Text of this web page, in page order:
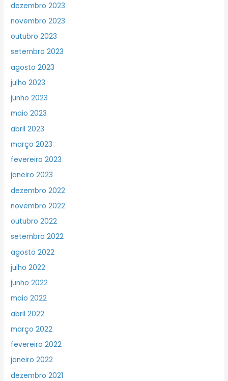
dezembro 2023
novembro 2023
outubro 2023
setembro 2023
agosto 2023
julho 2023
junho 2023
maio 2023
abril 2023
março 2023
fevereiro 2023
janeiro 2023
dezembro 2022
novembro 2022
outubro 2022
setembro 2022
agosto 2022
julho 2022
junho 2022
maio 2022
abril 2022
março 2022
fevereiro 2022
janeiro 2022
dezembro 2021